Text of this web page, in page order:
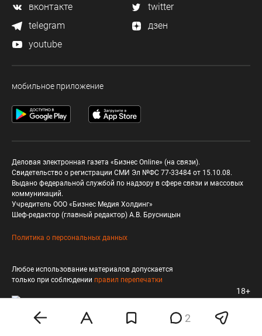
2
вконтакте
twitter
telegram
дзен
youtube
мобильное приложение
Деловая электронная газета «Бизнес Online» (на связи).
Свидетельство о регистрации СМИ Эл №ФС 77-33484 от 15.10.08.
Выдано федеральной службой по надзору в сфере связи и массовых
коммуникаций.
Учредитель ООО «Бизнес Медия Холдинг»
Шеф-редактор (главный редактор) А.В. Брусницын
Политика о персональных данных
Любое использование материалов допускается
только при соблюдении правил перепечатки
18+